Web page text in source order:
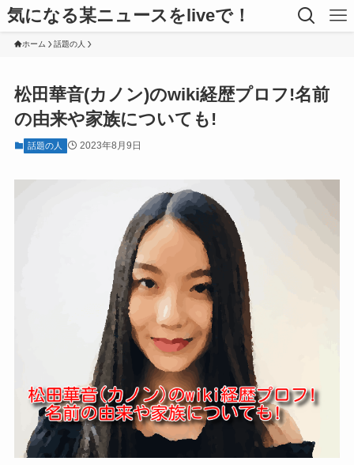
気になる某ニュースをliveで！
ホーム 話題の人
松田華音(カノン)のwiki経歴プロフ!名前
の由来や家族についても!
話題の人 2023年8月9日